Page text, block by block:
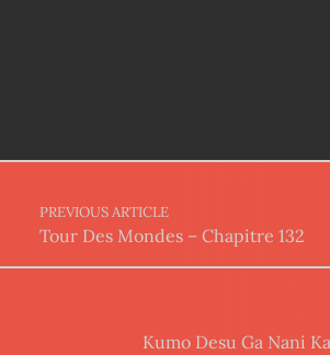
Post navigation
PREVIOUS ARTICLE
Tour Des Mondes – Chapitre 132
Kumo Desu Ga Nani